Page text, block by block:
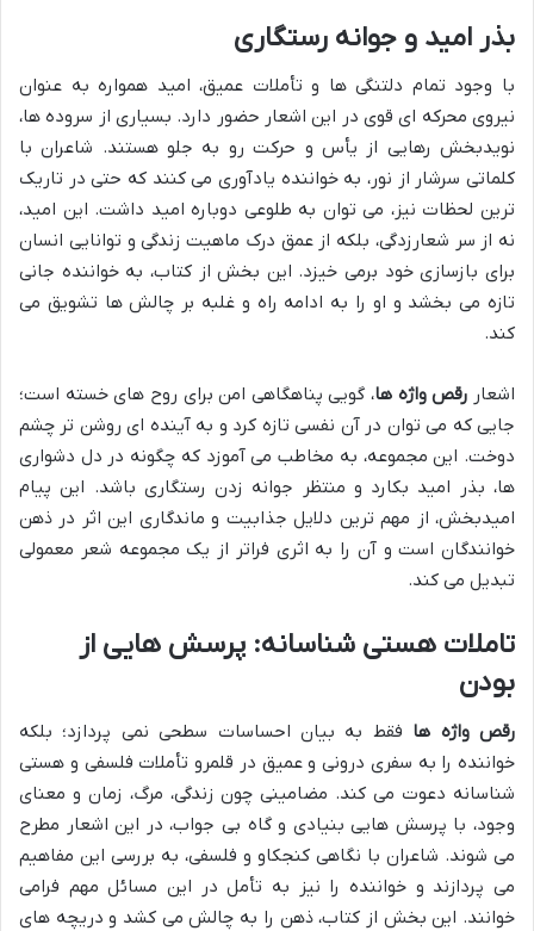
بذر امید و جوانه رستگاری
با وجود تمام دلتنگی ها و تأملات عمیق، امید همواره به عنوان
نیروی محرکه ای قوی در این اشعار حضور دارد. بسیاری از سروده ها،
نویدبخش رهایی از یأس و حرکت رو به جلو هستند. شاعران با
کلماتی سرشار از نور، به خواننده یادآوری می کنند که حتی در تاریک
ترین لحظات نیز، می توان به طلوعی دوباره امید داشت. این امید،
نه از سر شعارزدگی، بلکه از عمق درک ماهیت زندگی و توانایی انسان
برای بازسازی خود برمی خیزد. این بخش از کتاب، به خواننده جانی
تازه می بخشد و او را به ادامه راه و غلبه بر چالش ها تشویق می
کند.
اشعار رقص واژه ها، گویی پناهگاهی امن برای روح های خسته است؛
جایی که می توان در آن نفسی تازه کرد و به آینده ای روشن تر چشم
دوخت. این مجموعه، به مخاطب می آموزد که چگونه در دل دشواری
ها، بذر امید بکارد و منتظر جوانه زدن رستگاری باشد. این پیام
امیدبخش، از مهم ترین دلایل جذابیت و ماندگاری این اثر در ذهن
خوانندگان است و آن را به اثری فراتر از یک مجموعه شعر معمولی
تبدیل می کند.
تاملات هستی شناسانه: پرسش هایی از
بودن
رقص واژه ها فقط به بیان احساسات سطحی نمی پردازد؛ بلکه
خواننده را به سفری درونی و عمیق در قلمرو تأملات فلسفی و هستی
شناسانه دعوت می کند. مضامینی چون زندگی، مرگ، زمان و معنای
وجود، با پرسش هایی بنیادی و گاه بی جواب، در این اشعار مطرح
می شوند. شاعران با نگاهی کنجکاو و فلسفی، به بررسی این مفاهیم
می پردازند و خواننده را نیز به تأمل در این مسائل مهم فرامی
خوانند. این بخش از کتاب، ذهن را به چالش می کشد و دریچه های